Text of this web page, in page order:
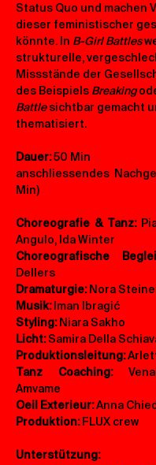
Status Quo und machen
dieser feministischer
könnte. In B-Girl Battles
strukturelle,
Missstände der
des Beispiels Breaking
Battle sichtbar gemacht
thematisiert.
Dauer: 50 Min
anschliessendes
Min)
Choreografie & Tanz:
Angulo, Ida Winter
Choreografische
Dellers
Dramaturgie: Nora
Musik: Iman Ibragić
Styling: Niara Sakho
Licht: Samira Della
Produktionsleitung:
Tanz Coaching:
Amvame
Oeil Exterieur: Anna
Produktion: FLUX crew
Unterstützung: